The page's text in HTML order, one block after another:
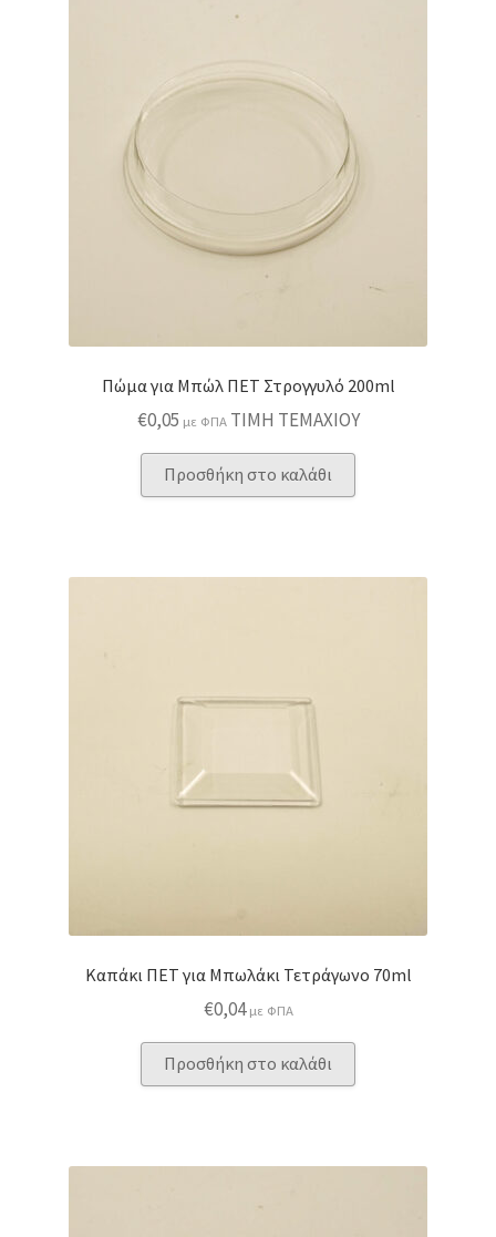
Πώμα για Μπώλ ΠΕΤ Στρογγυλό 200ml
€0,05 με ΦΠΑ ΤΙΜΗ ΤΕΜΑΧΙΟΥ
Προσθήκη στο καλάθι
Καπάκι ΠΕΤ για Μπωλάκι Τετράγωνο 70ml
€0,04 με ΦΠΑ
Προσθήκη στο καλάθι